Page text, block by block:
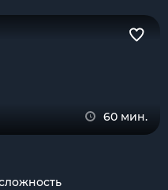
60 мин.